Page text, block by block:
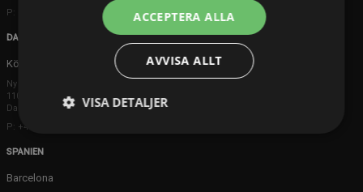
P: +44 203 608 8181
DANMARK
Köpenhamn
Ny Østergade 20
1101 København K
Danmark
P: +45 3698 8480
SPANIEN
Barcelona
ACCEPTERA ALLA
AVVISA ALLT
VISA DETALJER